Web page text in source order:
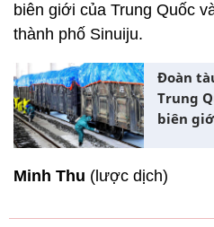
biên giới của Trung Quốc
thành phố Sinuiju.
Đoàn
Trung
biên
Minh Thu (lược dịch)